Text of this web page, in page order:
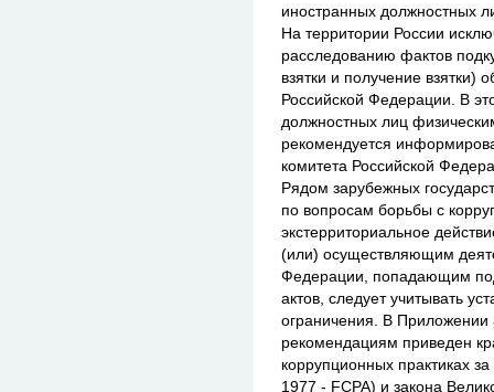
иностранных должностных
На территории России
расследованию фактов
взятки и получение взятки)
Российской Федерации. В
должностных лиц
рекомендуется
комитета Российской
Рядом зарубежных
по вопросам борьбы с
экстерриториальное
(или) осуществляющим
Федерации, попадающим
актов, следует учитывать
ограничения. В
рекомендациям приведен
коррупционных практиках
1977 - FCPA) и закона